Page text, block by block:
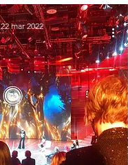
22 mar 2022